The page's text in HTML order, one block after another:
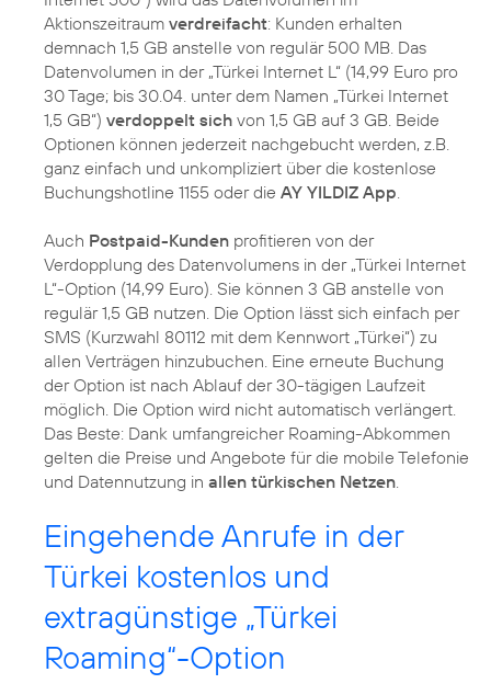
Aktionszeitraum verdreifacht: Kunden erhalten
demnach 1,5 GB anstelle von regulär 500 MB. Das
Datenvolumen in der „Türkei Internet L“ (14,99 Euro pro
30 Tage; bis 30.04. unter dem Namen „Türkei Internet
1,5 GB“) verdoppelt sich von 1,5 GB auf 3 GB. Beide
Optionen können jederzeit nachgebucht werden, z.B.
ganz einfach und unkompliziert über die kostenlose
Buchungshotline 1155 oder die AY YILDIZ App.
Auch Postpaid-Kunden profitieren von der
Verdopplung des Datenvolumens in der „Türkei Internet
L“-Option (14,99 Euro). Sie können 3 GB anstelle von
regulär 1,5 GB nutzen. Die Option lässt sich einfach per
SMS (Kurzwahl 80112 mit dem Kennwort „Türkei“) zu
allen Verträgen hinzubuchen. Eine erneute Buchung
der Option ist nach Ablauf der 30-tägigen Laufzeit
möglich. Die Option wird nicht automatisch verlängert.
Das Beste: Dank umfangreicher Roaming-Abkommen
gelten die Preise und Angebote für die mobile Telefonie
und Datennutzung in allen türkischen Netzen.
Eingehende Anrufe in der
Türkei kostenlos und
extragünstige „Türkei
Roaming“-Option